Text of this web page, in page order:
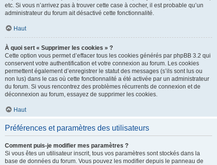
etc. Si vous n’arrivez pas à trouver cette case à cocher, il est probable qu’un
administrateur du forum ait désactivé cette fonctionnalité.
Haut
À quoi sert « Supprimer les cookies » ?
Cette option vous permet d’effacer tous les cookies générés par phpBB 3.2 qui
conservent votre authentification et votre connexion au forum. Les cookies
permettent également d’enregistrer le statut des messages (s’ils sont lus ou
non lus) dans le cas où cette fonctionnalité a été activée par un administrateur
du forum. Si vous rencontrez des problèmes récurrents de connexion et de
déconnexion au forum, essayez de supprimer les cookies.
Haut
Préférences et paramètres des utilisateurs
Comment puis-je modifier mes paramètres ?
Si vous êtes un utilisateur inscrit, tous vos paramètres sont stockés dans la
base de données du forum. Vous pouvez les modifier depuis le panneau de